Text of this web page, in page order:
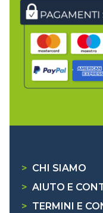
> CHI SIAMO
> AIUTO E
> TERMINI E